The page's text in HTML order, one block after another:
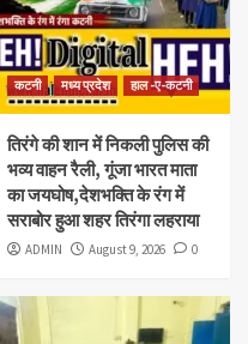
कटनी मध्य प्रदेश हाल -ए-कटनी
तिरंगे की शान में निकली पुलिस की
भव्य वाहन रैली, गूंजा भारत माता
का जयघोष,देशभक्ति के रंग में
सराबोर हुआ शहर तिरंगा लहराया
ADMIN August 9, 2026 0